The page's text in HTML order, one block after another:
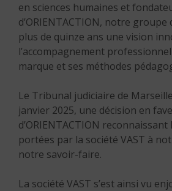
en sciences humaines et
d’ORIENTACTION, notre groupe
plus de quinze ans une vision
l’accompagnement
marque et ses méthodes
Le Tribunal judiciaire de
janvier 2025, une décision en
d’ORIENTACTION
portées par la société VAST à
notre savoir-faire.
La société VAST s’est ainsi vu